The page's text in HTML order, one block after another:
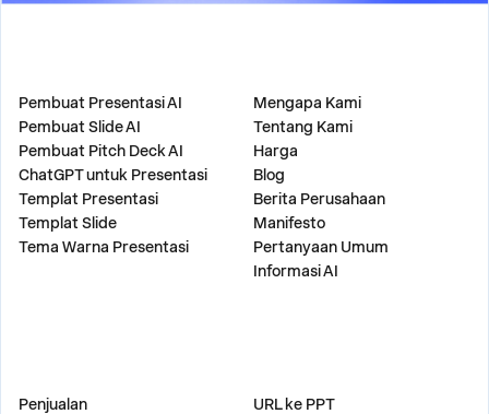
Pembuat Presentasi AI
Pembuat Slide AI
Pembuat Pitch Deck AI
ChatGPT untuk Presentasi
Templat Presentasi
Templat Slide
Tema Warna Presentasi
Mengapa Kami
Tentang Kami
Harga
Blog
Berita Perusahaan
Manifesto
Pertanyaan Umum
Informasi AI
Penjualan
URL ke PPT